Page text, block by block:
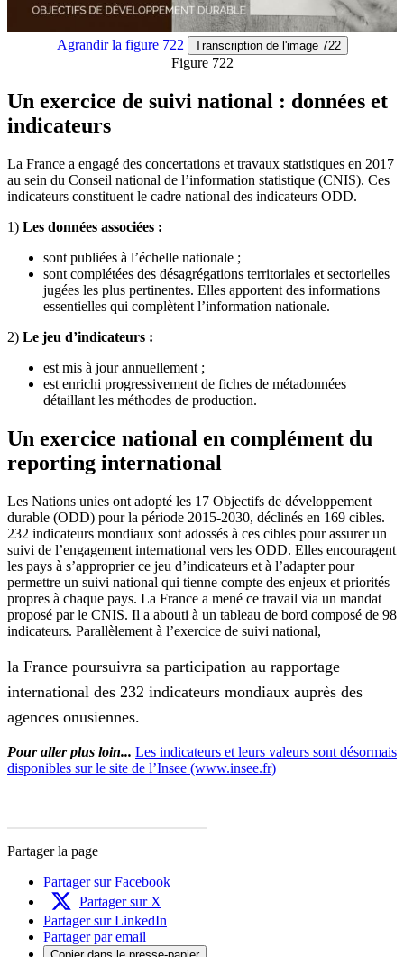
Agrandirla figure 722 Transcription de l'image 722
Figure 722
Un exercice de suivi national : données et
indicateurs
La France a engagé des concertations et travaux statistiques en 2017
au sein du Conseil national de l’information statistique (CNIS). Ces
indicateurs constituent le cadre national des indicateurs ODD.
1) Les données associées :
sont publiées à l’échelle nationale ;
sont complétées des désagrégations territoriales et sectorielles
jugées les plus pertinentes. Elles apportent des informations
essentielles qui complètent l’information nationale.
2) Le jeu d’indicateurs :
est mis à jour annuellement ;
est enrichi progressivement de fiches de métadonnées
détaillant les méthodes de production.
Un exercice national en complément du
reporting international
Les Nations unies ont adopté les 17 Objectifs de développement
durable (ODD) pour la période 2015-2030, déclinés en 169 cibles.
232 indicateurs mondiaux sont adossés à ces cibles pour assurer un
suivi de l’engagement international vers les ODD. Elles encouragent
les pays à s’approprier ce jeu d’indicateurs et à l’adapter pour
permettre un suivi national qui tienne compte des enjeux et priorités
propres à chaque pays. La France a mené ce travail via un mandat
proposé par le CNIS. Il a abouti à un tableau de bord composé de 98
indicateurs. Parallèlement à l’exercice de suivi national,
la France poursuivra sa participation au rapportage
international des 232 indicateurs mondiaux auprès des
agences onusiennes.
Pour aller plus loin... Les indicateurs et leurs valeurs sont désormais
disponibles sur le site de l’Insee (www.insee.fr)
Partager la page
Partager sur Facebook
Partager sur X
Partager sur LinkedIn
Partager par email